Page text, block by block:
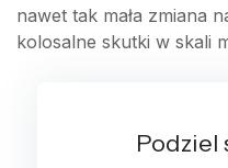
nawet tak mała zmiana
kolosalne skutki w skali
Podziel